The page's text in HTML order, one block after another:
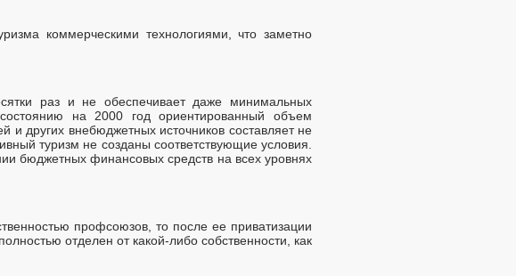
коммерческими технологиями, что заметно
раз и не обеспечивает даже минимальных
состоянию на 2000 год ориентированный объем
и других внебюджетных источников составляет не
туризм не созданы соответствующие условия.
бюджетных финансовых средств на всех уровнях
профсоюзов, то после ее приватизации
отделен от какой-либо собственности, как